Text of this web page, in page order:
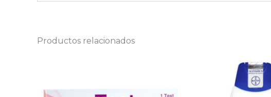
Productos relacionados